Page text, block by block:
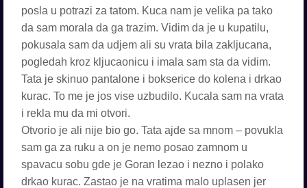
posla u potrazi za tatom. Kuca nam je velika pa tako
da sam morala da ga trazim. Vidim da je u kupatilu,
pokusala sam da udjem ali su vrata bila zakljucana,
pogledah kroz kljucaonicu i imala sam sta da vidim.
Tata je skinuo pantalone i bokserice do kolena i drkao
kurac. To me je jos vise uzbudilo. Kucala sam na vrata
i rekla mu da mi otvori.
Otvorio je ali nije bio go. Tata ajde sa mnom – povukla
sam ga za ruku a on je nemo posao zamnom u
spavacu sobu gde je Goran lezao i nezno i polako
drkao kurac. Zastao je na vratima malo uplasen jer